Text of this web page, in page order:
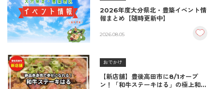
2026年度大分県北・豊築イベント情
報まとめ【随時更新中】
2026.08.05
おでかけ
【新店舗】豊後高田市に8/1オープ
ン！「和牛ステーキはる」の極上和牛